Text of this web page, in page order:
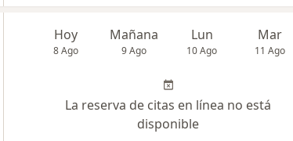
Hoy
8 Ago
Mañana
9 Ago
Lun
10 Ago
Mar
11 Ago
La reserva de citas en línea no está
disponible